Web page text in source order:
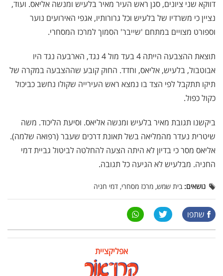
דווקא שני ציונים, סגן ראש העיר מאיר בלעיש ומנשה אליאס. ועוד,
נציין כי משרדיו של בלעיש וכל גרורותיו, אגפי האירועים נוער
וספורט מצויים במתחם 'שייבר' הסמוך למרכז המסחרי.
תוצאת ההצבעה הייתה 4 בעד מול 4 נגד, הארבעה נגד היו
אבוטבול, בלעיש, אליאס, וחדד. החוק קובע שההצבעה במקרה של
תיקו תתקבל לפי הצד בו נמצא ראש העירייה שקולו נחשב כביכול
כקול כפול.
ביקשנו תגובת מאיר בלעיש ומנשה אליאס. וסיעת הליכוד. משה
שיטרית נעדר מהמליאה בשל תאונת דרכים שעבר (רפואה שלמה).
אליאס מסר כי בדיון לא היתה הצעה להחלטה לביטול גביית דמי
החניה. מבלעיש לא הגיעה כל תגובה.
נושאים: בית שמש, מרכז מסחרי, דמי חניה
שתפו
אפליקציית